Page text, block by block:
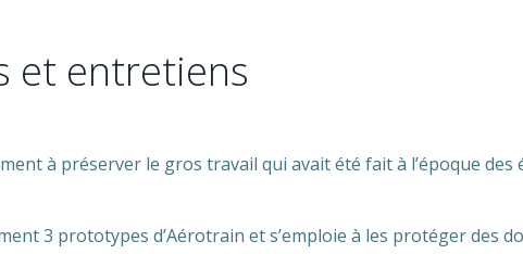
et entretiens
à préserver le gros travail qui avait été fait à l’époque
3 prototypes d’Aérotrain et s’emploie à les protéger des